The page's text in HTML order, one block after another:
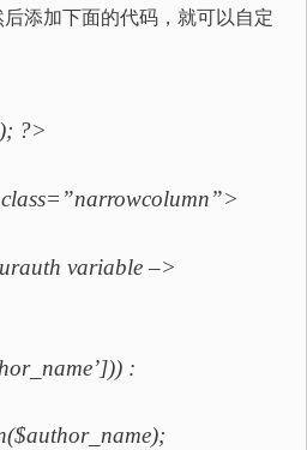
后添加下面的代码，就可以自定
?>
variable –>
: